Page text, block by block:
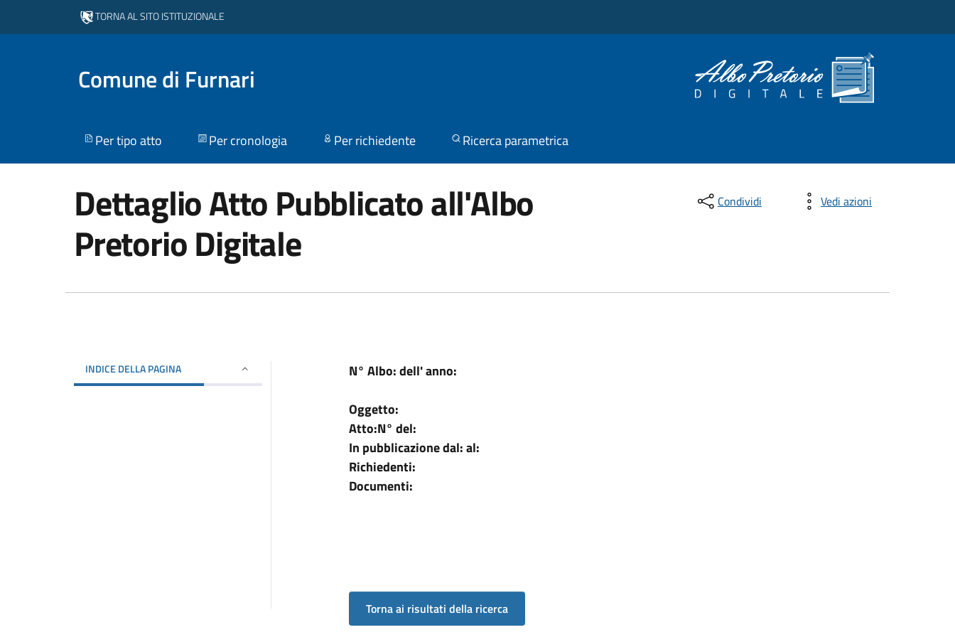
TORNA AL SITO ISTITUZIONALE
Comune di Furnari
Per tipo atto Per cronologia Per richiedente Ricerca parametrica
Dettaglio Atto Pubblicato all'Albo
Pretorio Digitale
Condividi Vedi azioni
INDICE DELLA PAGINA N° Albo:dell' anno:
Oggetto:
Atto:N° del:
In pubblicazione dal:al:
Richiedenti:
Documenti: